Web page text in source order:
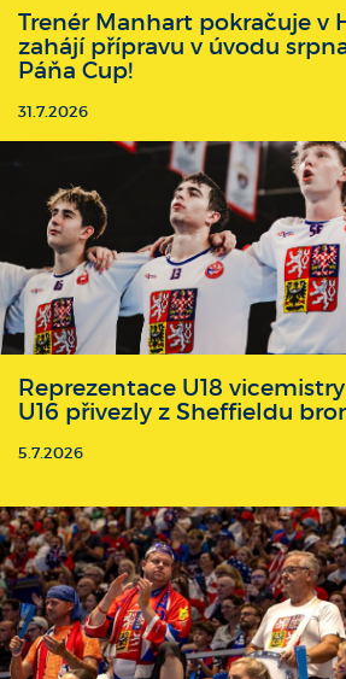
Trenér Manhart pokračuje v
zahájí přípravu v úvodu
Páňa Cup!
31.7.2026
Reprezentace U18
U16 přivezly z Sheffieldu
5.7.2026